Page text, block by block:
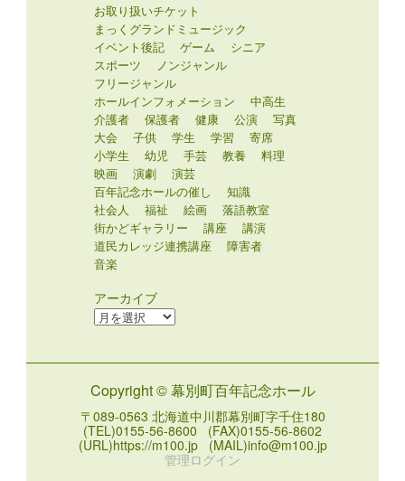
お取り扱いチケット
まっくグランドミュージック
イベント後記
ゲーム
シニア
スポーツ
ノンジャンル
フリージャンル
ホールインフォメーション
中高生
介護者
保護者 健康 公演
写真
大会
子供 学生 学習
寄席
小学生
幼児 手芸 教養
料理
映画
演劇
演芸
百年記念ホールの催し
知識
社会人
福祉 絵画
落語教室
街かどギャラリー
講座
講演
道民カレッジ連携講座
障害者
音楽
アーカイブ
ア
ブ
Copyright © 幕別町百年記念ホール
〒089-0563 北海道中川郡幕別町字千住180
(TEL)0155-56-8600 (FAX)0155-56-8602
(URL)https://m100.jp (MAIL)info@m100.jp
管理ログイン